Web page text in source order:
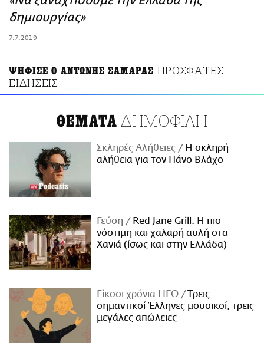
ΑΜΠΑ
δημιουργίας»
7.7.2019
ΨΗΦΙΣΕ Ο ΑΝΤΩΝΗΣ ΣΑΜΑΡΑΣ ΠΡΟΣΦΑΤΕΣ
ΕΙΔΗΣΕΙΣ
ΘΕΜΑΤΑ ΔΗΜΟΦΙΛΗ
Σκληρές Αλήθειες
H σκληρή
αλήθεια για τον Πάνο Βλάχο
Γεύση
Red Jane Grill: Η πιο
νόστιμη και χαλαρή αυλή στα
Χανιά (ίσως και στην Ελλάδα)
Είκοσι χρόνια LIFO
Tρεις
σημαντικοί Έλληνες μουσικοί, τρεις
μεγάλες απώλειες